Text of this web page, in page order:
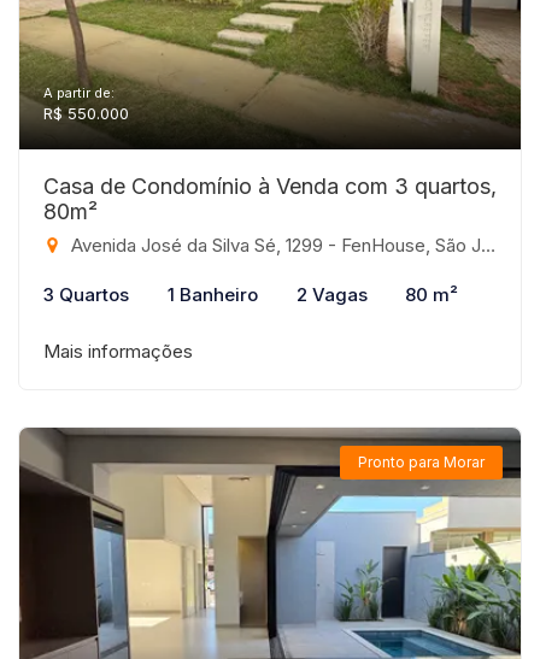
A partir de:
R$ 550.000
Casa de Condomínio à Venda com 3 quartos,
80m²
Avenida José da Silva Sé, 1299 - FenHouse, São José do Rio Preto-SP
3 Quartos 1 Banheiro 2 Vagas 80 m²
Mais informações
Pronto para Morar